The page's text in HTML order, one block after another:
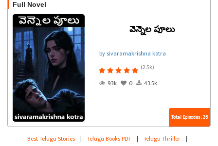
Full Novel
వెన్నెల పూలు
by sivaramakrishna kotra
(2.5k)
93k
0 43.5k
Total Episodes : 26
Best Telugu Stories | Telugu Books PDF | Telugu Thriller |